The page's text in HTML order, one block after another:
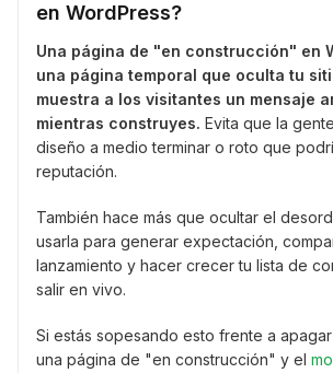
en WordPress?
Una página de "en construcción" en
una página temporal que oculta tu
muestra a los visitantes un mensaje
mientras construyes. Evita que la
diseño a medio terminar o roto que
reputación.
También hace más que ocultar el
usarla para generar expectación,
lanzamiento y hacer crecer tu lista de
salir en vivo.
Si estás sopesando esto frente a
una página de "en construcción" y el